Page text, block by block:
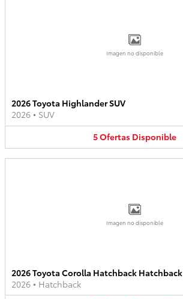
Imagen no disponible
2026 Toyota Highlander SUV
2026 • SUV
5Ofertas Disponible
Imagen no disponible
2026 Toyota Corolla Hatchback Hatchback
2026 • Hatchback